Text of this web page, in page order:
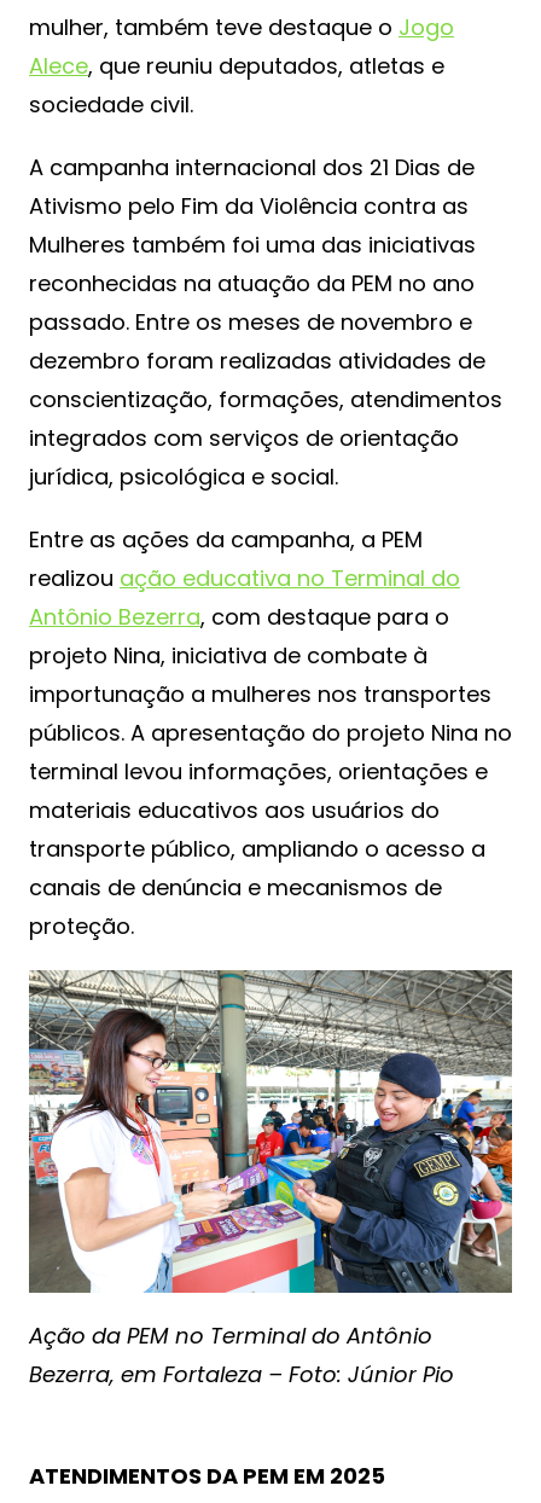
mulher, também teve destaque o Jogo
Alece, que reuniu deputados, atletas e
sociedade civil.
A campanha internacional dos 21 Dias de
Ativismo pelo Fim da Violência contra as
Mulheres também foi uma das iniciativas
reconhecidas na atuação da PEM no ano
passado. Entre os meses de novembro e
dezembro foram realizadas atividades de
conscientização, formações, atendimentos
integrados com serviços de orientação
jurídica, psicológica e social.
Entre as ações da campanha, a PEM
realizou ação educativa no Terminal do
Antônio Bezerra, com destaque para o
projeto Nina, iniciativa de combate à
importunação a mulheres nos transportes
públicos. A apresentação do projeto Nina no
terminal levou informações, orientações e
materiais educativos aos usuários do
transporte público, ampliando o acesso a
canais de denúncia e mecanismos de
proteção.
Ação da PEM no Terminal do Antônio
Bezerra, em Fortaleza – Foto: Júnior Pio
ATENDIMENTOS DA PEM EM 2025